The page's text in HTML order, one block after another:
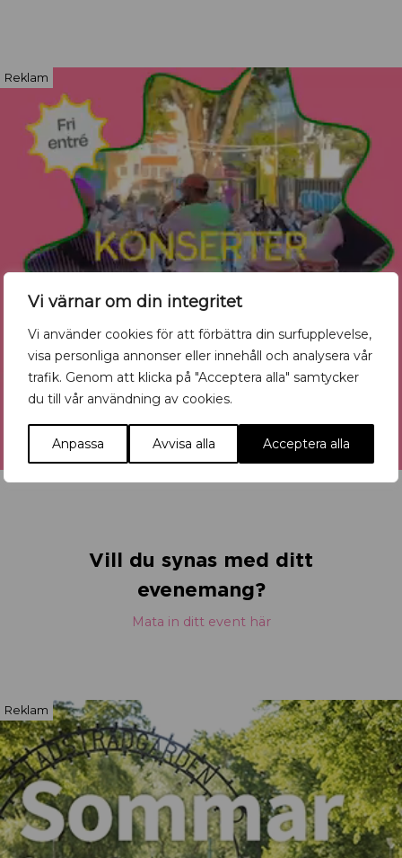
Vi värnar om din integritet
Vi använder cookies för att förbättra din surfupplevelse,
visa personliga annonser eller innehåll och analysera vår
trafik. Genom att klicka på "Acceptera alla" samtycker
du till vår användning av cookies.
Anpassa Avvisa alla Acceptera alla
Reklam
Vill du synas med ditt
evenemang?
Mata in ditt event här
Reklam